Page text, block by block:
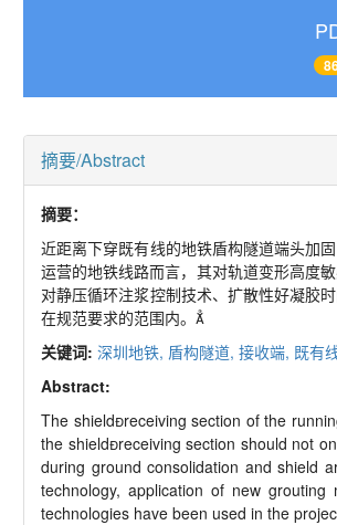
摘要/Abstract
摘要：
近距离下穿既有线的地铁盾构隧道端头加
运营的地铁线路而言，其对轨道变形高度
对静压循环注浆控制技术、扩散性好凝胶
在规范要求的范围内。
关键词: 深圳地铁, 盾构隧道, 接收端, 既有
Abstract:
The shieldreceiving section of the
the shieldreceiving section should not
during ground consolidation and shield
technology, application of new
technologies have been used in the